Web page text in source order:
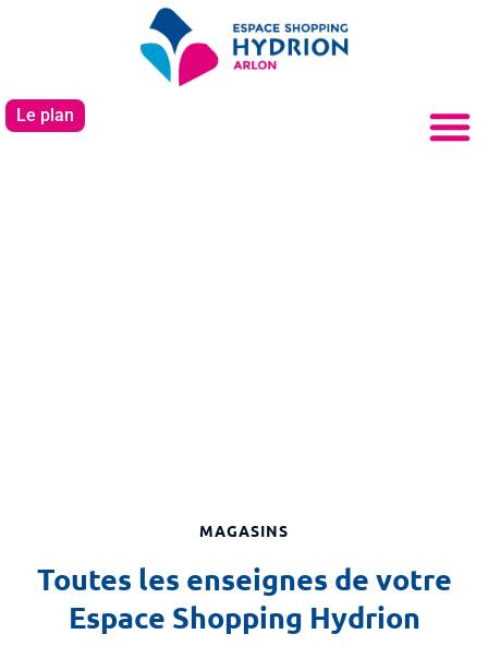
Le plan
MAGASINS
Toutes les enseignes de votre
Espace Shopping Hydrion